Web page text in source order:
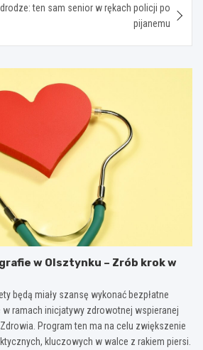
ten sam senior w rękach policji po
pijanemu
w Olsztynku – Zrób krok w
będą miały szansę wykonać bezpłatne
w ramach inicjatywy zdrowotnej wspieranej
Program ten ma na celu zwiększenie
kluczowych w walce z rakiem piersi.